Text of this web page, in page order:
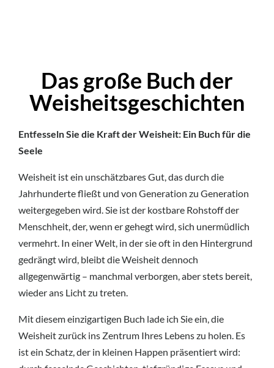
Das große Buch der
Weisheitsgeschichten
Entfesseln Sie die Kraft der Weisheit: Ein Buch für die
Seele
Weisheit ist ein unschätzbares Gut, das durch die
Jahrhunderte fließt und von Generation zu Generation
weitergegeben wird. Sie ist der kostbare Rohstoff der
Menschheit, der, wenn er gehegt wird, sich unermüdlich
vermehrt. In einer Welt, in der sie oft in den Hintergrund
gedrängt wird, bleibt die Weisheit dennoch
allgegenwärtig – manchmal verborgen, aber stets bereit,
wieder ans Licht zu treten.
Mit diesem einzigartigen Buch lade ich Sie ein, die
Weisheit zurück ins Zentrum Ihres Lebens zu holen. Es
ist ein Schatz, der in kleinen Happen präsentiert wird: